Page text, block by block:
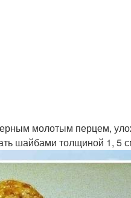
молотым перцем,
шайбами толщиной 1, 5